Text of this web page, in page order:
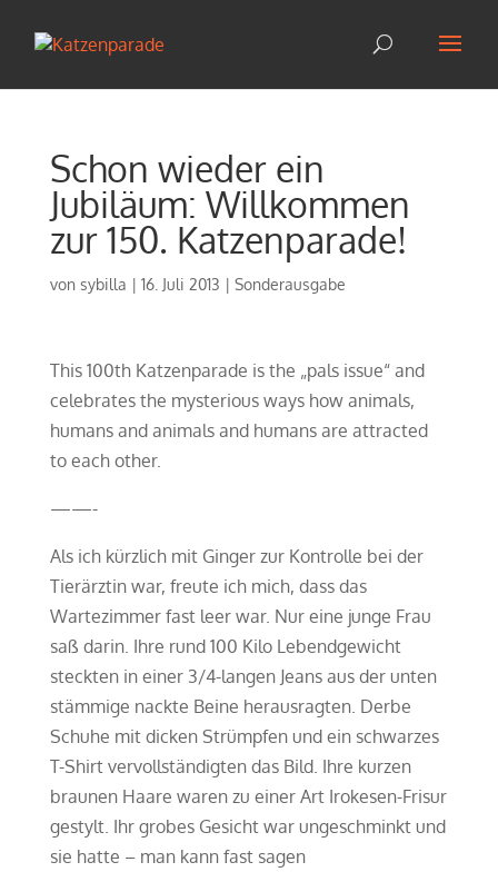
Schon wieder ein
Jubiläum: Willkommen
zur 150. Katzenparade!
von sybilla | 16. Juli 2013 | Sonderausgabe
This 100th Katzenparade is the „pals issue“ and
celebrates the mysterious ways how animals,
humans and animals and humans are attracted
to each other.
——-
Als ich kürzlich mit Ginger zur Kontrolle bei der
Tierärztin war, freute ich mich, dass das
Wartezimmer fast leer war. Nur eine junge Frau
saß darin. Ihre rund 100 Kilo Lebendgewicht
steckten in einer 3/4-langen Jeans aus der unten
stämmige nackte Beine herausragten. Derbe
Schuhe mit dicken Strümpfen und ein schwarzes
T-Shirt vervollständigten das Bild. Ihre kurzen
braunen Haare waren zu einer Art Irokesen-Frisur
gestylt. Ihr grobes Gesicht war ungeschminkt und
sie hatte – man kann fast sagen